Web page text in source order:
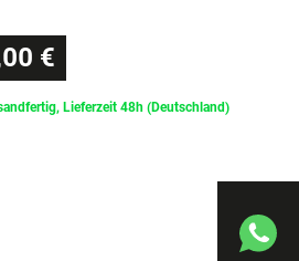
€
Lieferzeit 48h (Deutschland)